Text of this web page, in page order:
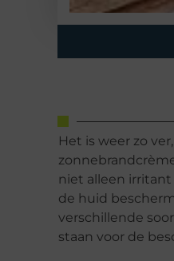
Het is weer zo
niet alleen
de huid
verschillende
staan voor de